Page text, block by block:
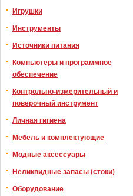
Игрушки
Инструменты
Источники питания
Компьютеры и программное
обеспечение
Контрольно-измерительный и
поверочный инструмент
Личная гигиена
Мебель и комплектующие
Модные аксессуары
Неликвидные запасы (стоки)
Оборудование